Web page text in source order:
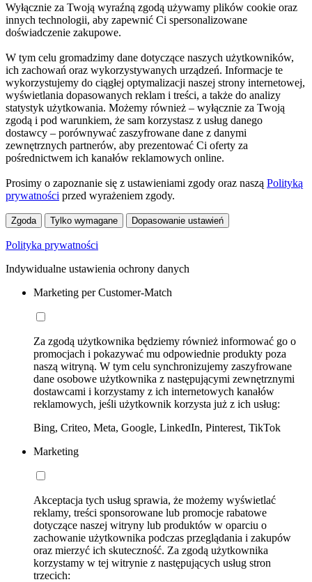
Wyłącznie za Twoją wyraźną zgodą używamy plików cookie oraz
innych technologii, aby zapewnić Ci spersonalizowane
doświadczenie zakupowe.
W tym celu gromadzimy dane dotyczące naszych użytkowników,
ich zachowań oraz wykorzystywanych urządzeń. Informacje te
wykorzystujemy do ciągłej optymalizacji naszej strony internetowej,
wyświetlania dopasowanych reklam i treści, a także do analizy
statystyk użytkowania. Możemy również – wyłącznie za Twoją
zgodą i pod warunkiem, że sam korzystasz z usług danego
dostawcy – porównywać zaszyfrowane dane z danymi
zewnętrznych partnerów, aby prezentować Ci oferty za
pośrednictwem ich kanałów reklamowych online.
Prosimy o zapoznanie się z ustawieniami zgody oraz naszą Polityką
prywatności przed wyrażeniem zgody.
Zgoda Tylko wymagane Dopasowanie ustawień
Polityka prywatności
Indywidualne ustawienia ochrony danych
Marketing per Customer-Match
Za zgodą użytkownika będziemy również informować go o
promocjach i pokazywać mu odpowiednie produkty poza
naszą witryną. W tym celu synchronizujemy zaszyfrowane
dane osobowe użytkownika z następującymi zewnętrznymi
dostawcami i korzystamy z ich internetowych kanałów
reklamowych, jeśli użytkownik korzysta już z ich usług:
Bing, Criteo, Meta, Google, LinkedIn, Pinterest, TikTok
Marketing
Akceptacja tych usług sprawia, że możemy wyświetlać
reklamy, treści sponsorowane lub promocje rabatowe
dotyczące naszej witryny lub produktów w oparciu o
zachowanie użytkownika podczas przeglądania i zakupów
oraz mierzyć ich skuteczność. Za zgodą użytkownika
korzystamy w tej witrynie z następujących usług stron
trzecich: